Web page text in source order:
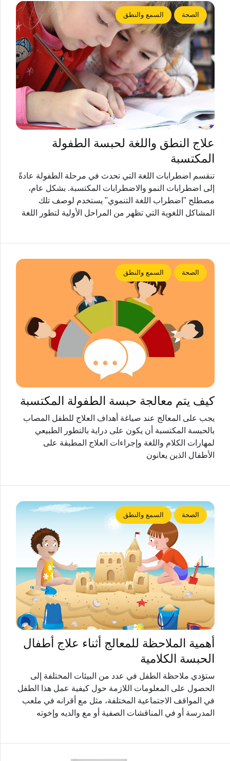
الصحة السمع والنطق
علاج النطق واللغة لحبسة الطفولة
المكتسبة
تنقسم اضطرابات اللغة التي تحدث في مرحلة الطفولة عادةً
إلى اضطرابات النمو والاضطرابات المكتسبة. بشكل عام،
مصطلح "اضطراب اللغة التنموي" يستخدم لوصف تلك
المشاكل اللغوية التي تظهر من المراحل الأولية لتطور اللغة
الصحة السمع والنطق
كيف يتم معالجة حبسة الطفولة المكتسبة
يجب على المعالج عند صياغة أهداف العلاج للطفل المصاب
بالحبسة المكتسبة أن يكون على دراية بالتطور الطبيعي
لمهارات الكلام واللغة وإجراءات العلاج المطبقة على
الأطفال الذين يعانون
الصحة السمع والنطق
أهمية الملاحظة للمعالج أثناء علاج أطفال
الحبسة الكلامية
ستؤدي ملاحظة الطفل في عدد من البيئات المختلفة إلى
الحصول على المعلومات اللازمة حول كيفية عمل هذا الطفل
في المواقف الاجتماعية المختلفة، مثل مع أقرانه في ملعب
المدرسة أو في المناقشات الصفية أو مع والديه وإخوته